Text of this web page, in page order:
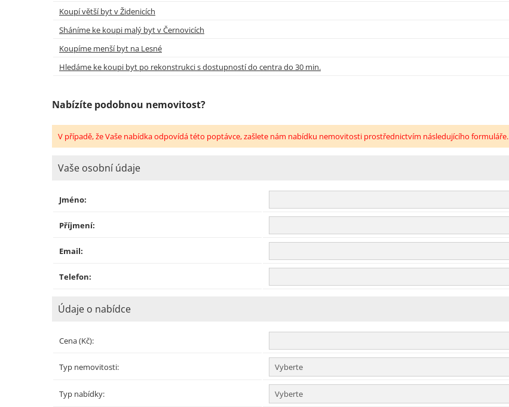
Koupí větší byt v Židenicích
Sháníme ke koupi malý byt v Černovicích
Koupíme menší byt na Lesné
Hledáme ke koupi byt po rekonstrukci s dostupností do centra do 30 min.
Nabízíte podobnou nemovitost?
V případě, že Vaše nabídka odpovídá této poptávce, zašlete nám nabídku nemovitosti prostřednictvím následujícího formuláře.
Vaše osobní údaje
Jméno:
Příjmení:
Email:
Telefon:
Údaje o nabídce
Cena (Kč):
Typ nemovitosti:
Typ nabídky: